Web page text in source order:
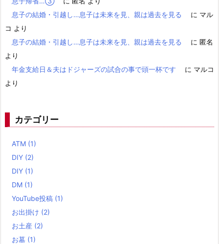
息子の結婚・引越し…息子は未来を見、親は過去を見る
に マル
コ より
息子の結婚・引越し…息子は未来を見、親は過去を見る
に 匿名
より
年金支給日＆夫はドジャーズの試合の事で頭一杯です
に マルコ
より
カテゴリー
ATM (1)
DIY (2)
DIY (1)
DM (1)
YouTube投稿 (1)
お出掛け (2)
お土産 (2)
お墓 (1)